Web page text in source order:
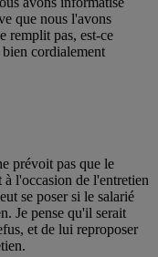
que nous l'avons
remplit pas, est-ce
cordialement
prévoit pas que le
l'occasion de l'entretien
se poser si le salarié
Je pense qu'il serait
et de lui reproposer